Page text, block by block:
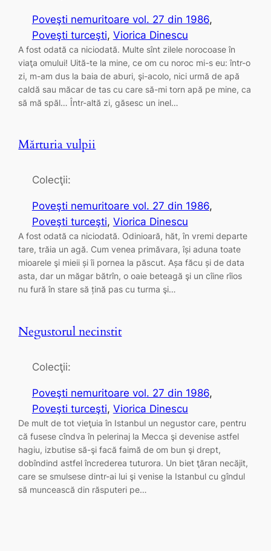
Poveşti nemuritoare vol. 27 din 1986
Poveşti turceşti, Viorica Dinescu
A fost odată ca niciodată. Multe sînt zilele norocoase în
viaţa omului! Uită-te la mine, ce om cu noroc mi-s eu: într-o
zi, m-am dus la baia de aburi, şi-acolo, nici urmă de apă
caldă sau măcar de tas cu care să-mi torn apă pe mine, ca
să mă spăl… Într-altă zi, găsesc un inel…
Mărturia vulpii
Colecţii:
Poveşti nemuritoare vol. 27 din 1986
Poveşti turceşti, Viorica Dinescu
A fost odată ca niciodată. Odinioară, hăt, în vremi departe
tare, trăia un agă. Cum venea primăvara, își aduna toate
mioarele şi mieii și îi pornea la păscut. Așa făcu și de data
asta, dar un măgar bătrîn, o oaie beteagă şi un cîine rîios
nu fură în stare să țină pas cu turma şi…
Negustorul necinstit
Colecţii:
Poveşti nemuritoare vol. 27 din 1986
Poveşti turceşti, Viorica Dinescu
De mult de tot vieţuia în Istanbul un negustor care, pentru
că fusese cîndva în pelerinaj la Mecca şi devenise astfel
hagiu, izbutise să-şi facă faimă de om bun şi drept,
dobîndind astfel încrederea tuturora. Un biet ţăran necăjit,
care se smulsese dintr-ai lui şi venise la Istanbul cu gîndul
să muncească din răsputeri pe…